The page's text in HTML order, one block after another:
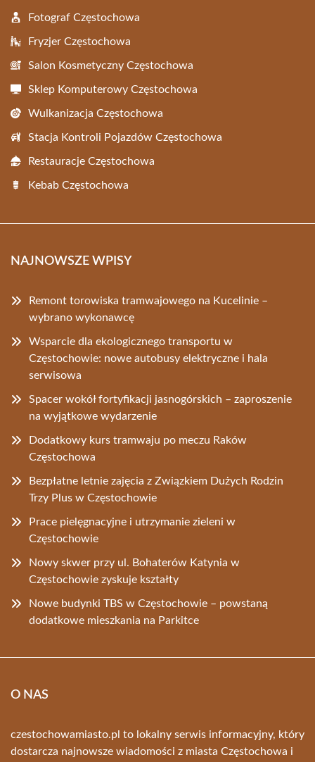
Fotograf Częstochowa
Fryzjer Częstochowa
Salon Kosmetyczny Częstochowa
Sklep Komputerowy Częstochowa
Wulkanizacja Częstochowa
Stacja Kontroli Pojazdów Częstochowa
Restauracje Częstochowa
Kebab Częstochowa
NAJNOWSZE WPISY
Remont torowiska tramwajowego na Kucelinie –
wybrano wykonawcę
Wsparcie dla ekologicznego transportu w
Częstochowie: nowe autobusy elektryczne i hala
serwisowa
Spacer wokół fortyfikacji jasnogórskich – zaproszenie
na wyjątkowe wydarzenie
Dodatkowy kurs tramwaju po meczu Raków
Częstochowa
Bezpłatne letnie zajęcia z Związkiem Dużych Rodzin
Trzy Plus w Częstochowie
Prace pielęgnacyjne i utrzymanie zieleni w
Częstochowie
Nowy skwer przy ul. Bohaterów Katynia w
Częstochowie zyskuje kształty
Nowe budynki TBS w Częstochowie – powstaną
dodatkowe mieszkania na Parkitce
O NAS
czestochowamiasto.pl to lokalny serwis informacyjny, który
dostarcza najnowsze wiadomości z miasta Częstochowa i